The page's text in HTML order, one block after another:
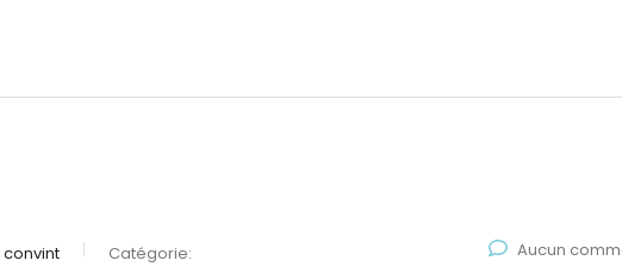
convint Catégorie: Aucun